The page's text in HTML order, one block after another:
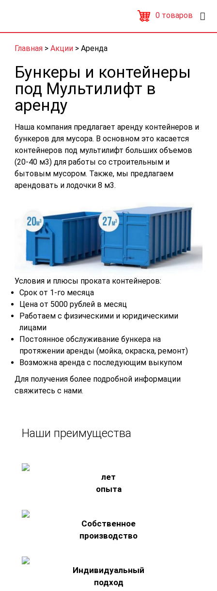
0 товаров
Главная > Акции > Аренда
Бункеры и контейнеры
под Мультилифт в
аренду
Наша компания предлагает аренду контейнеров и
бункеров для мусора. В основном это касается
контейнеров под мультилифт больших объемов
(20-40 м3) для работы со строительным и
бытовым мусором. Также, мы предлагаем
арендовать и лодочки 8 м3.
Условия и плюсы проката контейнеров:
Срок от 1-го месяца
Цена от 5000 рублей в месяц
Работаем с физическими и юридическими
лицами
Постоянное обслуживание бункера на
протяжении аренды (мойка, окраска, ремонт)
Возможна аренда с последующим выкупом
Для получения более подробной информации
свяжитесь с нами.
Наши преимущества
лет
опыта
Собственное
производство
Индивидуальный
подход